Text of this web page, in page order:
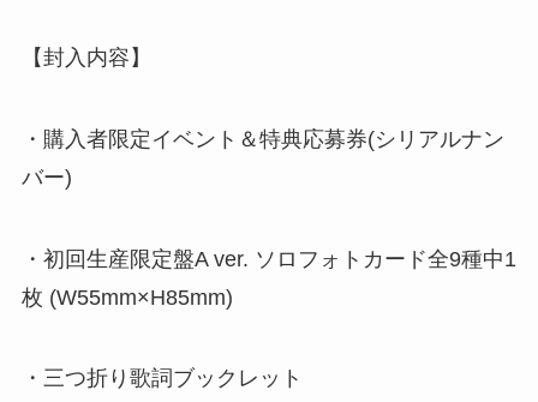
【封入内容】
・購入者限定イベント＆特典応募券(シリアルナン
バー)
・初回生産限定盤A ver. ソロフォトカード全9種中1
枚 (W55mm×H85mm)
・三つ折り歌詞ブックレット